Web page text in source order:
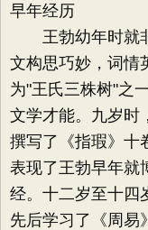
早年经历
王勃幼年时就非
文构思巧妙，词情
为"王氏三株树"之
文学才能。九岁时
撰写了《指瑕》十
表现了王勃早年就
经。十二岁至十四
先后学习了《周易